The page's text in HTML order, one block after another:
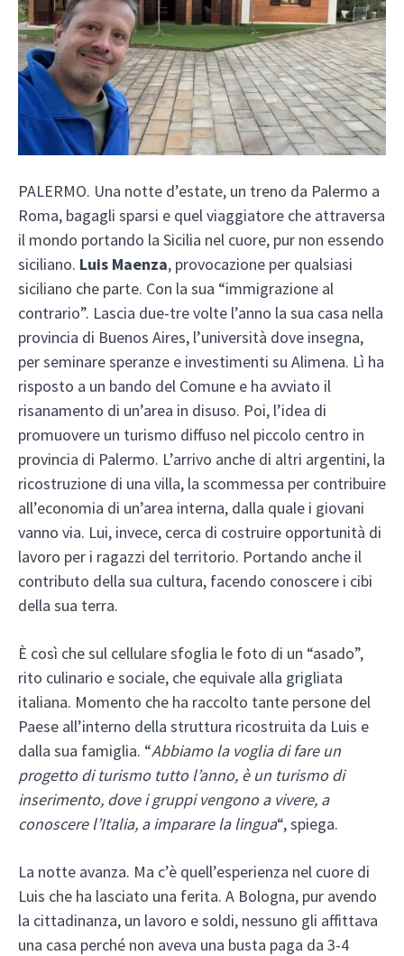
PALERMO. Una notte d’estate, un treno da Palermo a
Roma, bagagli sparsi e quel viaggiatore che attraversa
il mondo portando la Sicilia nel cuore, pur non essendo
siciliano. Luis Maenza, provocazione per qualsiasi
siciliano che parte. Con la sua “immigrazione al
contrario”. Lascia due-tre volte l’anno la sua casa nella
provincia di Buenos Aires, l’università dove insegna,
per seminare speranze e investimenti su Alimena. Lì ha
risposto a un bando del Comune e ha avviato il
risanamento di un’area in disuso. Poi, l’idea di
promuovere un turismo diffuso nel piccolo centro in
provincia di Palermo. L’arrivo anche di altri argentini, la
ricostruzione di una villa, la scommessa per contribuire
all’economia di un’area interna, dalla quale i giovani
vanno via. Lui, invece, cerca di costruire opportunità di
lavoro per i ragazzi del territorio. Portando anche il
contributo della sua cultura, facendo conoscere i cibi
della sua terra.
È così che sul cellulare sfoglia le foto di un “asado”,
rito culinario e sociale, che equivale alla grigliata
italiana. Momento che ha raccolto tante persone del
Paese all’interno della struttura ricostruita da Luis e
dalla sua famiglia. “Abbiamo la voglia di fare un
progetto di turismo tutto l’anno, è un turismo di
inserimento, dove i gruppi vengono a vivere, a
conoscere l’Italia, a imparare la lingua“, spiega.
La notte avanza. Ma c’è quell’esperienza nel cuore di
Luis che ha lasciato una ferita. A Bologna, pur avendo
la cittadinanza, un lavoro e soldi, nessuno gli affittava
una casa perché non aveva una busta paga da 3-4